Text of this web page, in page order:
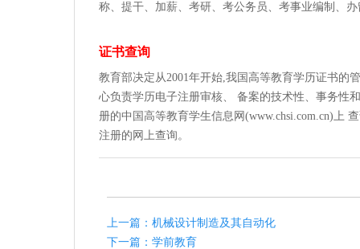
称、提干、加薪、考研、考公务员、考事业编制、办
证书查询
教育部决定从2001年开始,我国高等教育学历证书的
心负责学历电子注册审核、 备案的技术性、事务性
册的中国高等教育学生信息网(www.chsi.com.cn)上
注册的网上查询。
上一篇：机械设计制造及其自动化
下一篇：学前教育